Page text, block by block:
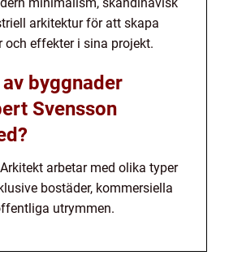
minimalism, skandinavisk
arkitektur för att skapa
och effekter i sina projekt.
byggnader
Svensson
arbetar med olika typer
bostäder, kommersiella
utrymmen.